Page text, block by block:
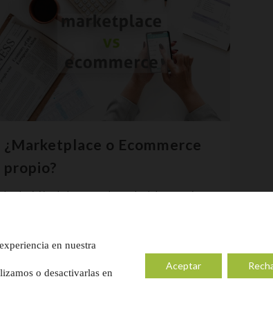
¿Marketplace o Ecommerce
propio?
La decisión de lanzarte al mundo del comercio
Ahora ya lo tienes claro, has decidido...
en nuestra
o desactivarlas en
Aceptar